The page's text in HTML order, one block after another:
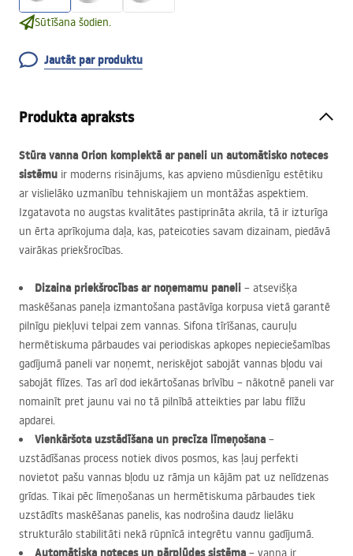
Sūtīšana šodien.
Jautāt par produktu
Produkta apraksts
Stūra vanna Orion komplektā ar paneli un automātisko noteces
sistēmu ir moderns risinājums, kas apvieno mūsdienīgu estētiku
ar vislielāko uzmanību tehniskajiem un montāžas aspektiem.
Izgatavota no augstas kvalitātes pastiprināta akrila, tā ir izturīga
un ērta aprīkojuma daļa, kas, pateicoties savam dizainam, piedāvā
vairākas priekšrocības.
Dizaina priekšrocības ar noņemamu paneli – atsevišķa
maskēšanas paneļa izmantošana pastāvīga korpusa vietā garantē
pilnīgu piekļuvi telpai zem vannas. Sifona tīrīšanas, cauruļu
hermētiskuma pārbaudes vai periodiskas apkopes nepieciešamības
gadījumā paneli var noņemt, neriskējot sabojāt vannas bļodu vai
sabojāt flīzes. Tas arī dod iekārtošanas brīvību – nākotnē paneli var
nomainīt pret jaunu vai no tā pilnībā atteikties par labu flīžu
apdarei.
Vienkāršota uzstādīšana un precīza līmeņošana –
uzstādīšanas process notiek divos posmos, kas ļauj perfekti
novietot pašu vannas bļodu uz rāmja un kājām pat uz nelīdzenas
grīdas. Tikai pēc līmeņošanas un hermētiskuma pārbaudes tiek
uzstādīts maskēšanas panelis, kas nodrošina daudz lielāku
strukturālo stabilitāti nekā rūpnīcā integrētu vannu gadījumā.
Automātiska noteces un pārplūdes sistēma – vanna ir